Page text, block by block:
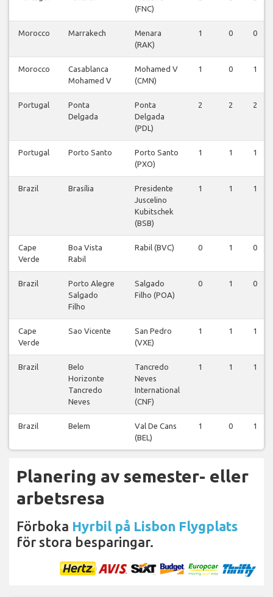
(FNC)
Morocco Marrakech
Menara
(RAK)
1 0 0
Morocco
Casablanca
Mohamed V
Mohamed V
(CMN)
1 0 1
Portugal
Ponta
Delgada
Ponta
Delgada
(PDL)
2 2 2
Portugal Porto Santo
Porto Santo
(PXO)
1 1 1
Brazil Brasília
Presidente
Juscelino
Kubitschek
(BSB)
1 1 1
Cape
Verde
Boa Vista
Rabil
Rabil (BVC) 0 1 0
Brazil
Porto Alegre
Salgado
Filho
Salgado
Filho (POA)
0 1 0
Cape
Verde
Sao Vicente
San Pedro
(VXE)
1 1 1
Brazil
Belo
Horizonte
Tancredo
Neves
Tancredo
Neves
International
(CNF)
1 1 1
Brazil Belem
Val De Cans
(BEL)
1 0 1
Planering av semester- eller
arbetsresa
Förboka Hyrbil på Lisbon Flygplats
för stora besparingar.